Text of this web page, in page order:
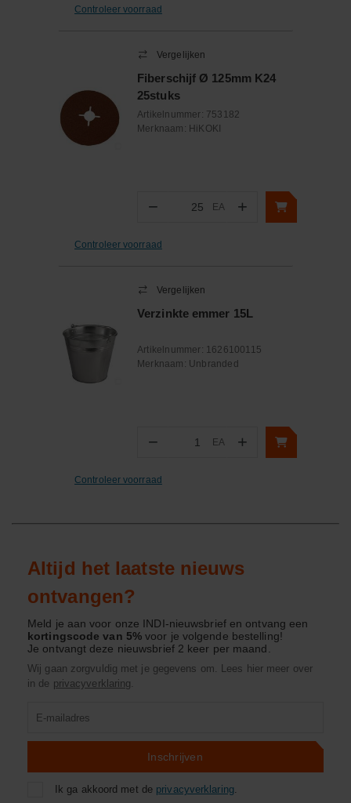
Controleer voorraad
Vergelijken
Fiberschijf Ø 125mm K24
25stuks
Artikelnummer: 753182
Merknaam: HiKOKI
− Aantal
EA +
Controleer voorraad
Vergelijken
Verzinkte emmer 15L
Artikelnummer: 1626100115
Merknaam: Unbranded
− Aantal
EA +
Controleer voorraad
Altijd het laatste nieuws
ontvangen?
Meld je aan voor onze INDI-nieuwsbrief en ontvang een
kortingscode van 5%voor je volgende bestelling!
Je ontvangt deze nieuwsbrief 2 keer per maand.
Wij gaan zorgvuldig met je gegevens om. Lees hier meer over
in de privacyverklaring.
Inschrijven
Ik ga akkoord met de privacyverklaring.